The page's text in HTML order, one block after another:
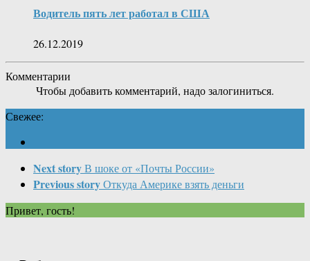
Водитель пять лет работал в США
26.12.2019
Комментарии
Чтобы добавить комментарий, надо залогиниться.
Свежее:
Next storyВ шоке от «Почты России»
Previous storyОткуда Америке взять деньги
Привет, гость!